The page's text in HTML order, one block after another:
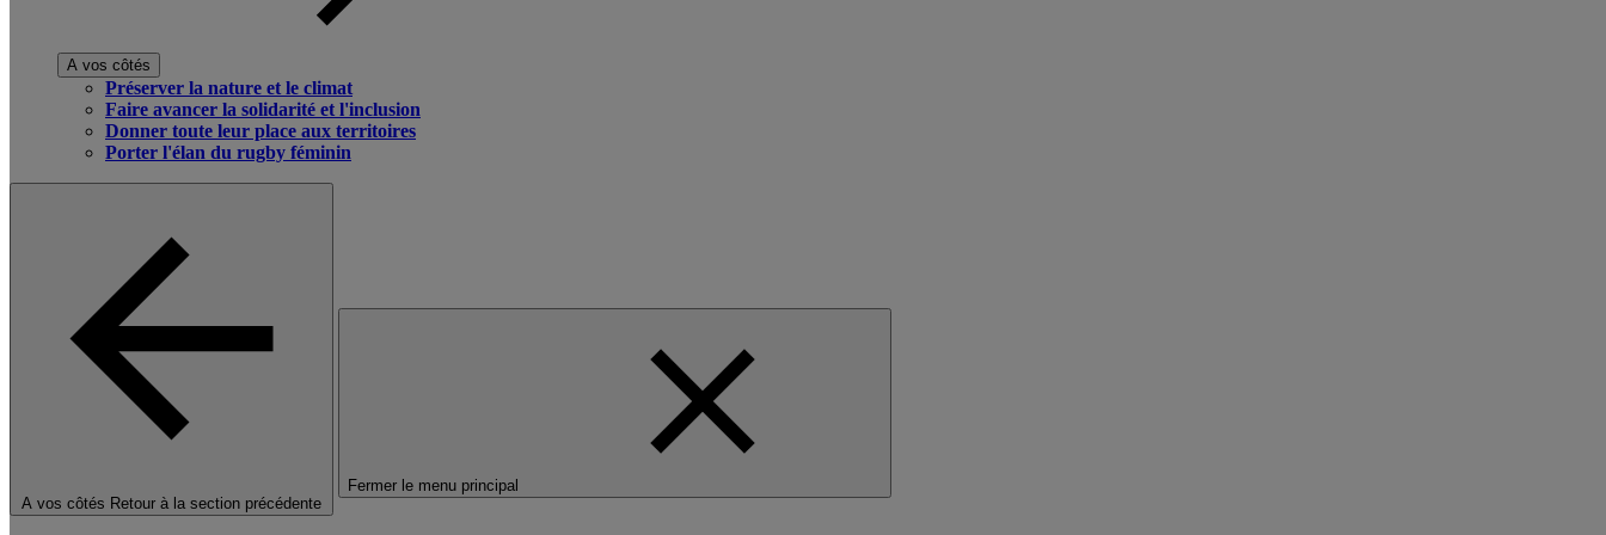
A vos côtés
Préserver la nature et le climat
Faire avancer la solidarité et l'inclusion
Donner toute leur place aux territoires
Porter l'élan du rugby féminin
A vos côtés Retour à la section précédente
Fermer le menu principal